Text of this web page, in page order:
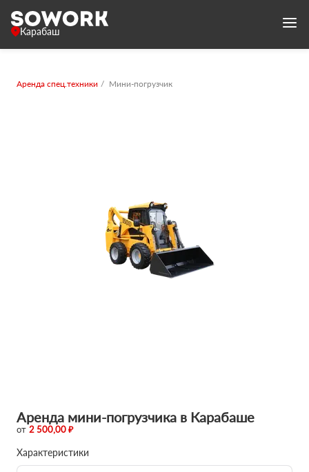
Карабаш
Аренда спец.техники Мини-погрузчик
Аренда мини-погрузчика в Карабаше
от 2 500,00 ₽
Характеристики